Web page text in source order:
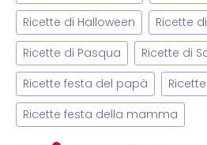
Ricette di Halloween Ricette
Ricette di Pasqua Ricette di
Ricette festa del papà
Ricette festa della mamma